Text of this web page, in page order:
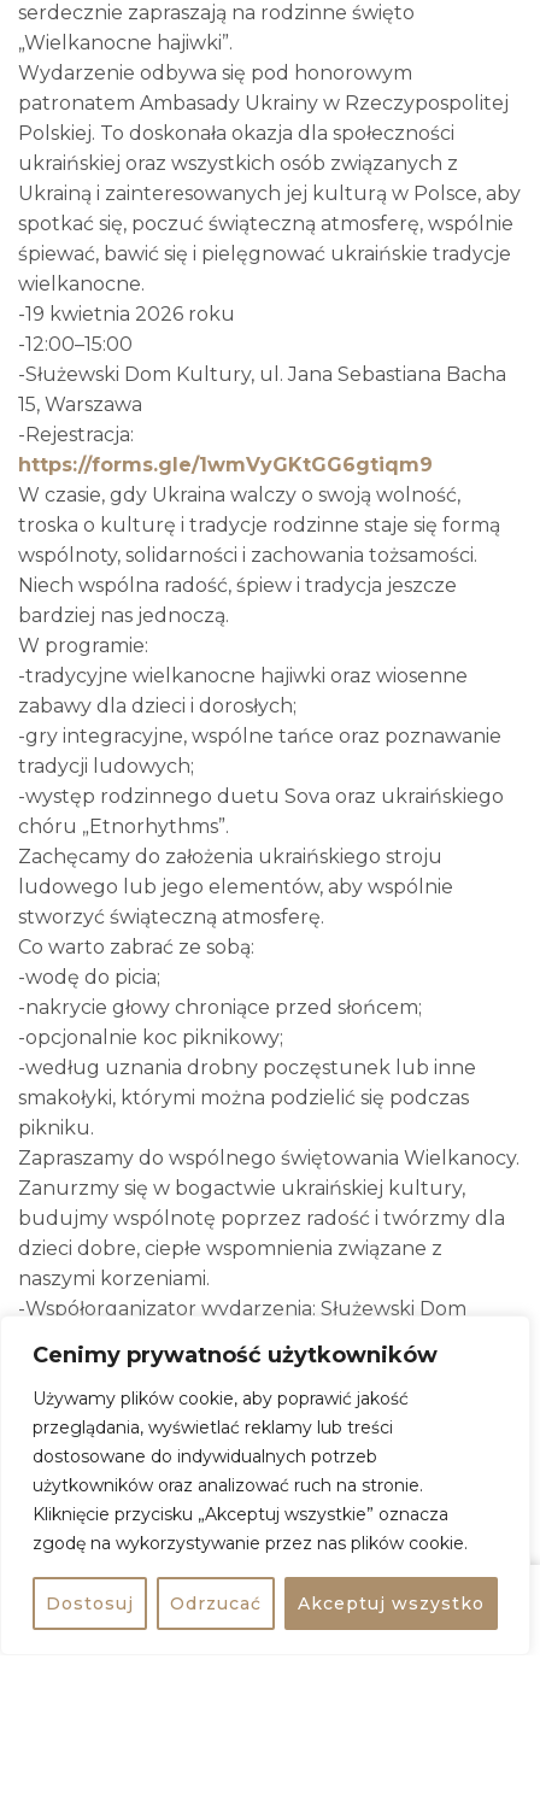
Cenimy prywatność użytkowników
Używamy plików cookie, aby poprawić jakość
przeglądania, wyświetlać reklamy lub treści
dostosowane do indywidualnych potrzeb
użytkowników oraz analizować ruch na stronie.
Kliknięcie przycisku „Akceptuj wszystkie” oznacza
zgodę na wykorzystywanie przez nas plików cookie.
Dostosuj Odrzucać Akceptuj wszystko
serdecznie zapraszają na rodzinne święto
„Wielkanocne hajiwki”.
Wydarzenie odbywa się pod honorowym
patronatem Ambasady Ukrainy w Rzeczypospolitej
Polskiej. To doskonała okazja dla społeczności
ukraińskiej oraz wszystkich osób związanych z
Ukrainą i zainteresowanych jej kulturą w Polsce, aby
spotkać się, poczuć świąteczną atmosferę, wspólnie
śpiewać, bawić się i pielęgnować ukraińskie tradycje
wielkanocne.
-19 kwietnia 2026 roku
-12:00–15:00
-Służewski Dom Kultury, ul. Jana Sebastiana Bacha
15, Warszawa
-Rejestracja:
https://forms.gle/1wmVyGKtGG6gtiqm9
W czasie, gdy Ukraina walczy o swoją wolność,
troska o kulturę i tradycje rodzinne staje się formą
wspólnoty, solidarności i zachowania tożsamości.
Niech wspólna radość, śpiew i tradycja jeszcze
bardziej nas jednoczą.
W programie:
-tradycyjne wielkanocne hajiwki oraz wiosenne
zabawy dla dzieci i dorosłych;
-gry integracyjne, wspólne tańce oraz poznawanie
tradycji ludowych;
-występ rodzinnego duetu Sova oraz ukraińskiego
chóru „Etnorhythms”.
Zachęcamy do założenia ukraińskiego stroju
ludowego lub jego elementów, aby wspólnie
stworzyć świąteczną atmosferę.
Co warto zabrać ze sobą:
-wodę do picia;
-nakrycie głowy chroniące przed słońcem;
-opcjonalnie koc piknikowy;
-według uznania drobny poczęstunek lub inne
smakołyki, którymi można podzielić się podczas
pikniku.
Zapraszamy do wspólnego świętowania Wielkanocy.
Zanurzmy się w bogactwie ukraińskiej kultury,
budujmy wspólnotę poprzez radość i twórzmy dla
dzieci dobre, ciepłe wspomnienia związane z
naszymi korzeniami.
-Współorganizator wydarzenia: Służewski Dom
-Partner medialny: portal informacyjny „Nasz
Wybór”.
___
„Великодні гаївки” у Варшаві — традиційне
святкування великодніх свят для всієї родини.
Фонд „Український дім” разом з українською
скаутською організацією у Польщі “ПЛАСТ” та
фондом “Територія жінок” щиро запрошує на
родинне свято „Великодні гаївки”!
bezpłatne Udostępnij